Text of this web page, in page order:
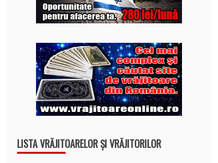
LISTA VRĂJITOARELOR ȘI VRĂJITORILOR